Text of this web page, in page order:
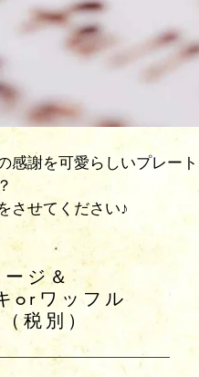
感謝を可愛らしいプレート
させてください♪
ジ＆
orワッフル
税別）